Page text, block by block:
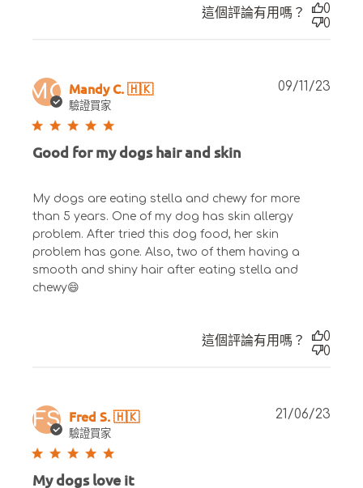
這個評論有用嗎？
0
0
MC Mandy C. 🇭🇰
驗證買家
Good for my dogs hair and skin
My dogs are eating stella and chewy for more
than 5 years. One of my dog has skin allergy
problem. After tried this dog food, her skin
problem has gone. Also, two of them having a
smooth and shiny hair after eating stella and
chewy😄
09/11/23
這個評論有用嗎？
0
0
FS Fred S. 🇭🇰
驗證買家
My dogs love it
21/06/23